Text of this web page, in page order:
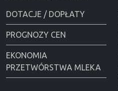
DOTACJE / DOPŁATY
PROGNOZY CEN
EKONOMIA
PRZETWÓRSTWA MLEKA